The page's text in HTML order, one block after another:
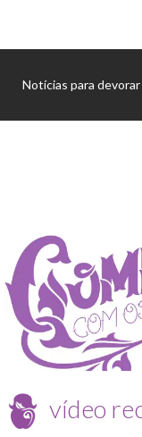
Notícias para devorar
vídeo